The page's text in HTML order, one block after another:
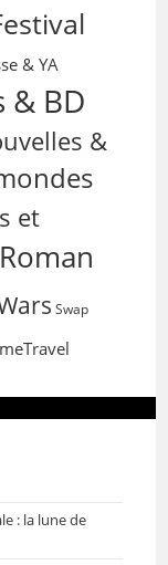
& YA
& BD
&
et
Roman
Swap
: la lune de